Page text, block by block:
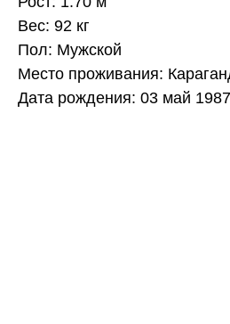
Вес: 92 кг
Пол: Мужской
Место проживания:
Дата рождения: 03 май